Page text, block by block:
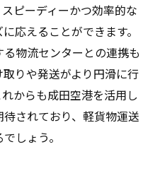
ピーディーかつ効率的な
応えることができます。
物流センターとの連携も
りや発送がより円滑に行
からも成田空港を活用し
されており、軽貨物運送
しょう。